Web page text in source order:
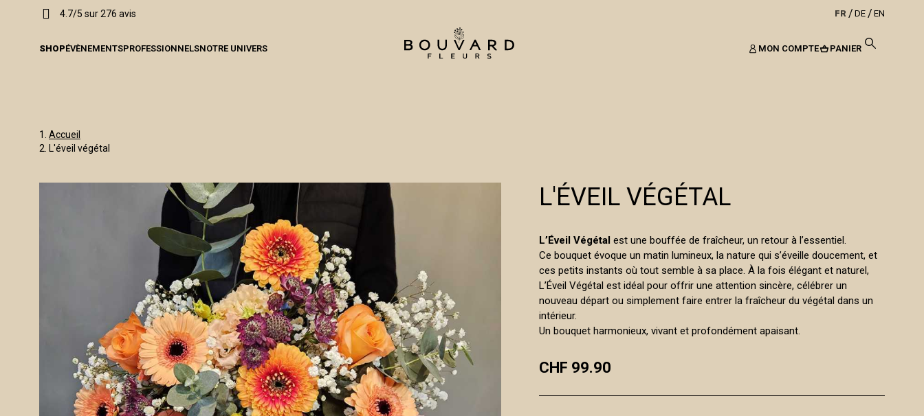
4.7/5 sur 276 avis FR DE EN
SHOPÉVÈNEMENTSPROFESSIONNELSNOTRE UNIVERS MON COMPTE PANIER
Accueil
L'éveil végétal
L'ÉVEIL VÉGÉTAL
L’Éveil Végétal est une bouffée de fraîcheur, un retour à l’essentiel.
Ce bouquet évoque un matin lumineux, la nature qui s’éveille doucement, et
ces petits instants où tout semble à sa place. À la fois élégant et naturel,
L’Éveil Végétal est idéal pour offrir une attention sincère, célébrer un
nouveau départ ou simplement faire entrer la fraîcheur du végétal dans un
intérieur.
Un bouquet harmonieux, vivant et profondément apaisant.
CHF 99.90